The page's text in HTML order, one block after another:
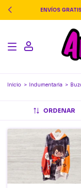
ENVÍOS
Inicio > Indumentaria >
ORDENAR